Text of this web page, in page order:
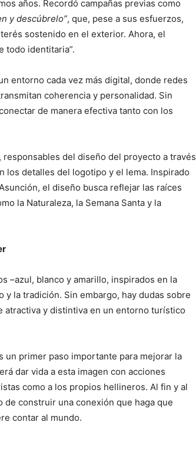
años. Recordó campañas previas como
y descúbrelo”, que, pese a sus esfuerzos,
sostenido en el exterior. Ahora, el
todo identitaria”.
entorno cada vez más digital, donde redes
coherencia y personalidad. Sin
de manera efectiva tanto con los
del diseño del proyecto a través
los detalles del logotipo y el lema. Inspirado
el diseño busca reflejar las raíces
la Naturaleza, la Semana Santa y la
–azul, blanco y amarillo, inspirados en la
y la tradición. Sin embargo, hay dudas sobre
y distintiva en un entorno turístico
un primer paso importante para mejorar la
dar vida a esta imagen con acciones
como a los propios hellineros. Al fin y al
construir una conexión que haga que
contar al mundo.